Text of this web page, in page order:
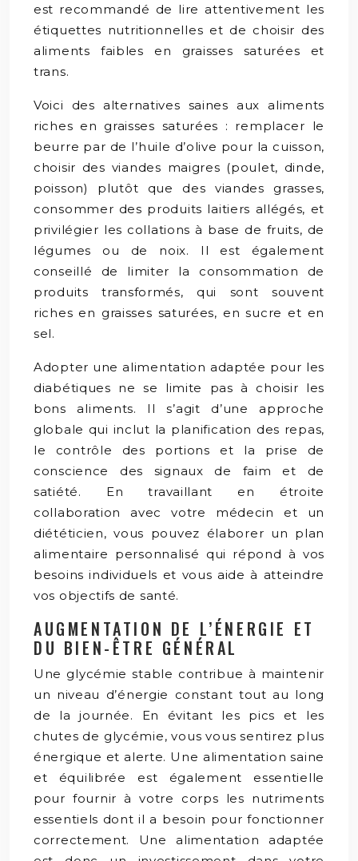
est recommandé de lire attentivement les
étiquettes nutritionnelles et de choisir des
aliments faibles en graisses saturées et
trans.
Voici des alternatives saines aux aliments
riches en graisses saturées : remplacer le
beurre par de l’huile d’olive pour la cuisson,
choisir des viandes maigres (poulet, dinde,
poisson) plutôt que des viandes grasses,
consommer des produits laitiers allégés, et
privilégier les collations à base de fruits, de
légumes ou de noix. Il est également
conseillé de limiter la consommation de
produits transformés, qui sont souvent
riches en graisses saturées, en sucre et en
sel.
Adopter une alimentation adaptée pour les
diabétiques ne se limite pas à choisir les
bons aliments. Il s’agit d’une approche
globale qui inclut la planification des repas,
le contrôle des portions et la prise de
conscience des signaux de faim et de
satiété. En travaillant en étroite
collaboration avec votre médecin et un
diététicien, vous pouvez élaborer un plan
alimentaire personnalisé qui répond à vos
besoins individuels et vous aide à atteindre
vos objectifs de santé.
AUGMENTATION DE L’ÉNERGIE ET
DU BIEN-ÊTRE GÉNÉRAL
Une glycémie stable contribue à maintenir
un niveau d’énergie constant tout au long
de la journée. En évitant les pics et les
chutes de glycémie, vous vous sentirez plus
énergique et alerte. Une alimentation saine
et équilibrée est également essentielle
pour fournir à votre corps les nutriments
essentiels dont il a besoin pour fonctionner
correctement. Une alimentation adaptée